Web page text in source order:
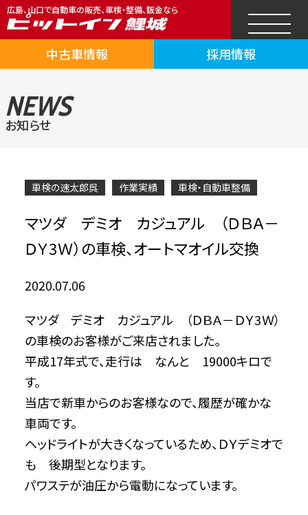
広島、山口で自動車の販売、車検・整備、鈑金なら
中古車情報 採用情報
NEWS
お知らせ
車検の速太郎呉 作業実績 車検・自動車整備
マツダ デミオ カジュアル （ＤＢＡ－
ＤＹ3Ｗ）の車検、オートマオイル交換
2020.07.06
マツダ デミオ カジュアル （ＤＢＡ－ＤＹ3Ｗ）
の車検のお客様がご来店されました。
平成17年式で、走行は なんと 19000キロで
す。
当店で新車からのお客様なので、履歴が確かな
車両です。
ヘッドライトが大きくなっているため、ＤＹデミオで
も 後期型となります。
パワステが油圧から電動になっています。